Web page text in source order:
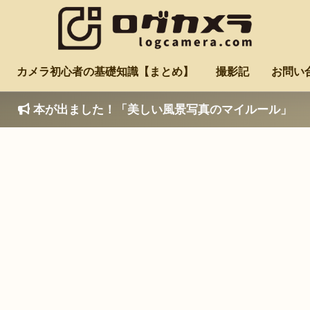
カメラ初心者の基礎知識【まとめ】 撮影記 お問い
本が出ました！「美しい風景写真のマイルール」